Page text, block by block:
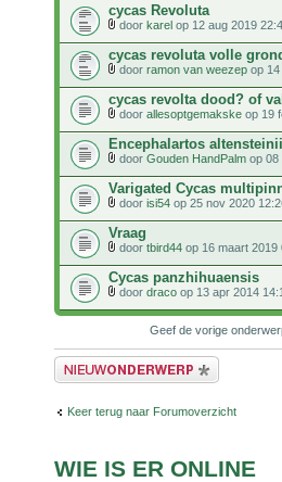
cycas Revoluta
door karel op 12 aug 2019
cycas revoluta volle
door ramon van weezep op
cycas revolta dood? of
door allesoptgemakske op 19
Encephalartos
door Gouden HandPalm op 08
Varigated Cycas
door isi54 op 25 nov 2020
Vraag
door tbird44 op 16 maart 2019
Cycas panzhihuaensis
door draco op 13 apr 2014
Geef de vorige
Plaats een nieuw bericht
Keer terug naar Forumoverzicht
WIE IS ER ONLINE